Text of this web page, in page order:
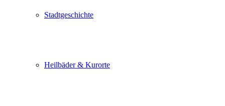
Stadtgeschichte
Heilbäder & Kurorte